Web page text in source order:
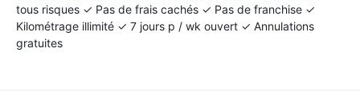
tous risques ✓ Pas de frais cachés ✓ Pas de franchise ✓
Kilométrage illimité ✓ 7 jours p / wk ouvert ✓ Annulations
gratuites